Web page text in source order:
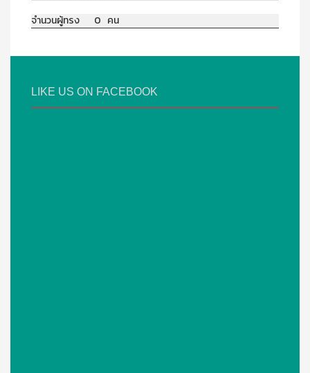
จำนวนผู้ทรง 0 คน
LIKE US ON FACEBOOK